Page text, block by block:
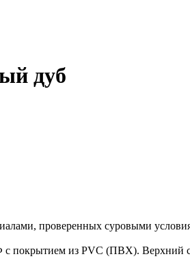
дуб
проверенных суровыми
покрытием из PVC (ПВХ). Верхний